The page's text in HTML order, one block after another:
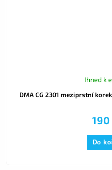
DMA CG 2301 meziprstní
Ihned k
190
Do